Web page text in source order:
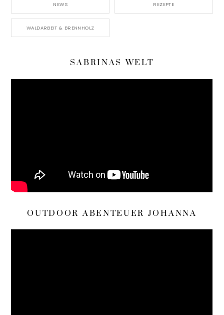
NEWS REZEPTE
WALDARBEIT & BRENNHOLZ
SABRINAS WELT
OUTDOOR ABENTEUER JOHANNA